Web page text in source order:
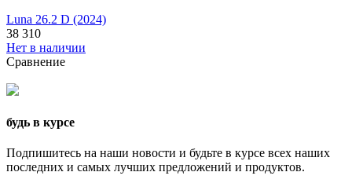
Luna 26.2 D (2024)
38 310
Нет в наличии
Сравнение
будь в курсе
Подпишитесь на наши новости и будьте в курсе всех наших
последних и самых лучших предложений и продуктов.